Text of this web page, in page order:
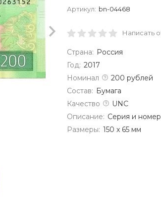
Артикул: bn-04468
Написать
Страна: Россия
Год: 2017
Номинал
200 рублей
Состав: Бумага
Качество
UNC
Описание: Серия и номер
Размеры: 150 x 65 мм